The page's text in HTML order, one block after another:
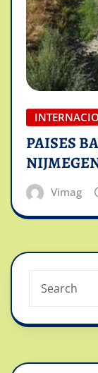
PAISES
Vimag